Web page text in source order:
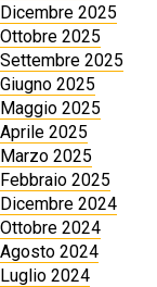
Dicembre 2025
Ottobre 2025
Settembre 2025
Giugno 2025
Maggio 2025
Aprile 2025
Marzo 2025
Febbraio 2025
Dicembre 2024
Ottobre 2024
Agosto 2024
Luglio 2024